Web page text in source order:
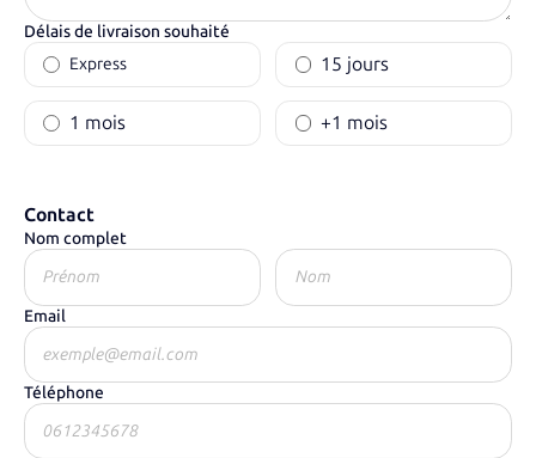
Délais de livraison souhaité
Express
15 jours
1 mois +1 mois
Contact
Nom complet
Email
Téléphone